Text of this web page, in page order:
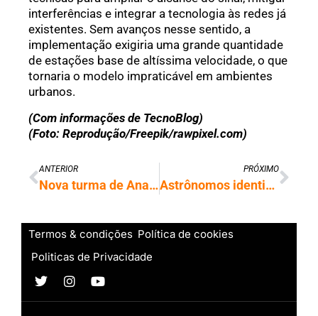
interferências e integrar a tecnologia às redes já
existentes. Sem avanços nesse sentido, a
implementação exigiria uma grande quantidade
de estações base de altíssima velocidade, o que
tornaria o modelo impraticável em ambientes
urbanos.
(Com informações de TecnoBlog)
(Foto: Reprodução/Freepik/rawpixel.com)
ANTERIOR
Nova turma de Analistas de TI inicia capacitação para atuar na transformação digital do Estado
PRÓXIMO
Astrônomos identificam planeta próximo à Terra que pode ser habitável
Termos & condições Política de cookies
Politicas de Privacidade